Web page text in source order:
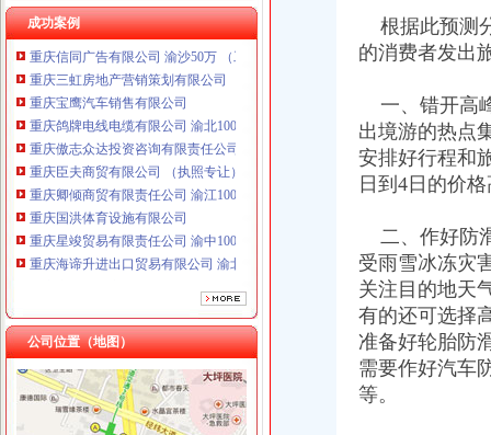
成功案例
重庆奕欣锦诚商贸有限公司 渝九50万 （工商注册）
重庆信同广告有限公司 渝沙50万 （工商注册）
重庆三虹房地产营销策划有限公司
重庆宝鹰汽车销售有限公司
重庆鸽牌电线电缆有限公司 渝北10010万 (进出口权)
重庆傲志众达投资咨询有限责任公司 渝九1000万 （增资）
重庆臣夫商贸有限公司 （执照专让）
重庆卿倾商贸有限责任公司 渝江100万 （工商注册）
重庆国洪体育设施有限公司
重庆星竣贸易有限责任公司 渝中100万 （进出口权）
重庆海谛升进出口贸易有限公司 渝北100万 （进出口权）
重庆奕欣锦诚商贸有限公司 渝九50万 （工商注册）
重庆信同广告有限公司 渝沙50万 （工商注册）
重庆三虹房地产营销策划有限公司
重庆宝鹰汽车销售有限公司
公司位置（地图）
根据此预测
的消费者发出
一、错开高
出境游的热点
安排好行程和
日到4日的价
二、作好防
受雨雪冰冻灾
关注目的地天
有的还可选择
准备好轮胎防
需要作好汽车
等。